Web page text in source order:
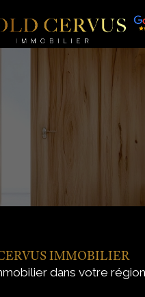
IMMOBILIER
dans votre région